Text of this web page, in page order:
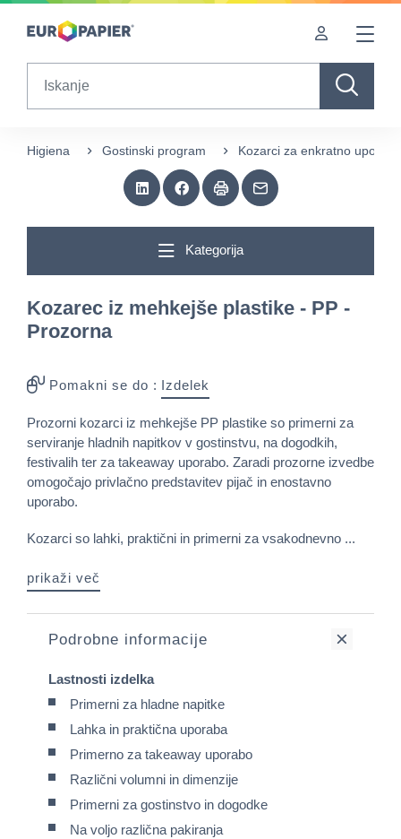
Table Of Content
Higiena Gostinski program Kozarci za enkratno uporabo
Kategorija
Kozarec iz mehkejše plastike - PP -
Prozorna
Pomakni se do : Izdelek
Prozorni kozarci iz mehkejše PP plastike so primerni za
serviranje hladnih napitkov v gostinstvu, na dogodkih,
festivalih ter za takeaway uporabo. Zaradi prozorne izvedbe
omogočajo privlačno predstavitev pijač in enostavno
uporabo.
Kozarci so lahki, praktični in primerni za vsakodnevno ...
prikaži več
Podrobne informacije
Lastnosti izdelka
Primerni za hladne napitke
Lahka in praktična uporaba
Primerno za takeaway uporabo
Različni volumni in dimenzije
Primerni za gostinstvo in dogodke
Na voljo različna pakiranja